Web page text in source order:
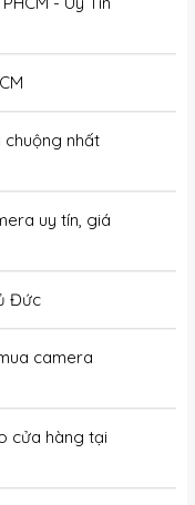
nhất
uy tín, giá
Đức
camera
cửa hàng tại